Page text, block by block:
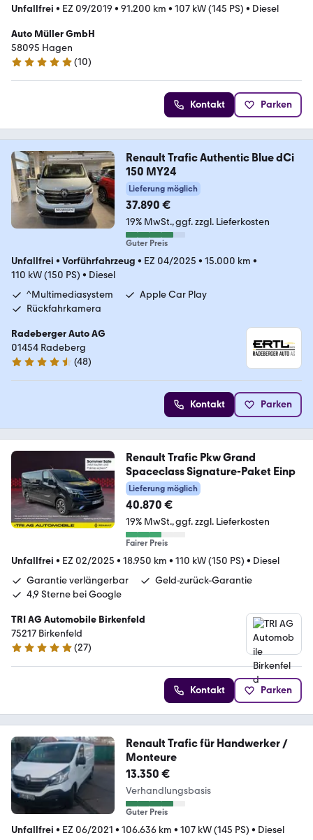
Unfallfrei • EZ 09/2019 • 91.200 km • 107 kW (145 PS) • Diesel
Auto Müller GmbH
58095 Hagen
4.9 Sterne
(10)
Kontakt Parken
Renault Trafic Authentic Blue dCi
150 MY24
Lieferung möglich
37.890 €
19% MwSt. ggf. zzgl. Lieferkosten
Guter Preis
Unfallfrei • Vorführfahrzeug • EZ 04/2025 • 15.000 km •
110 kW (150 PS) • Diesel
^Multimediasystem
Apple Car Play
Rückfahrkamera
Radeberger Auto AG
01454 Radeberg
4.7 Sterne
(48)
Kontakt Parken
Renault Trafic Pkw Grand
Spaceclass Signature-Paket Einp
Lieferung möglich
40.870 €
19% MwSt. ggf. zzgl. Lieferkosten
Fairer Preis
Unfallfrei • EZ 02/2025 • 18.950 km • 110 kW (150 PS) • Diesel
Garantie verlängerbar
Geld-zurück-Garantie
4,9 Sterne bei Google
TRI AG Automobile Birkenfeld
75217 Birkenfeld
4.9 Sterne
(27)
Kontakt Parken
Renault Trafic für Handwerker /
Monteure
13.350 €
Verhandlungsbasis
Guter Preis
Unfallfrei • EZ 06/2021 • 106.636 km • 107 kW (145 PS) • Diesel